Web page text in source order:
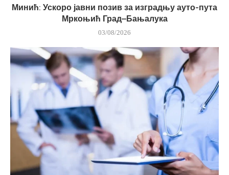
Минић: Ускоро јавни позив за изградњу ауто-пута
Мркоњић Град–Бањалука
03/08/2026